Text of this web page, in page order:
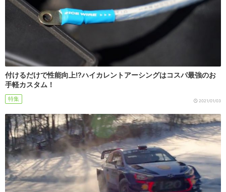
付けるだけで性能向上!?ハイカレントアーシングはコスパ最強のお
手軽カスタム！
特集 2021/01/03